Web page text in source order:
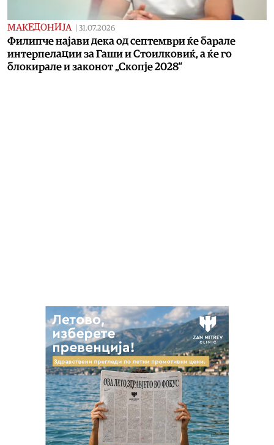
МАКЕДОНИЈА 31.07.2026
Филипче најави дека од септември ќе барале
интерпелации за Гаши и Стоилковиќ, а ќе го
блокирале и законот „Скопје 2028“